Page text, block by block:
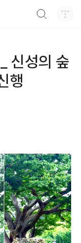
신성의 숲
행